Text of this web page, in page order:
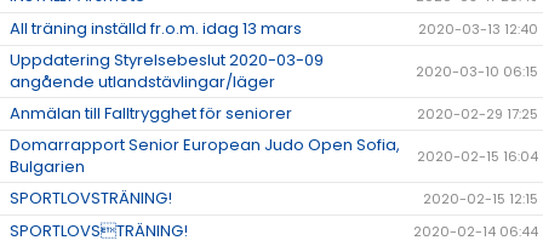
All träning inställd fr.o.m. idag 13 mars 2020-03-13 12:40
Uppdatering Styrelsebeslut 2020-03-09
angående utlandstävlingar/läger
2020-03-10 06:15
Anmälan till Falltrygghet för seniorer 2020-02-29 17:25
Domarrapport Senior European Judo Open Sofia,
Bulgarien
2020-02-15 16:04
SPORTLOVSTRÄNING! 2020-02-15 12:15
SPORTLOVSTRÄNING! 2020-02-14 06:44